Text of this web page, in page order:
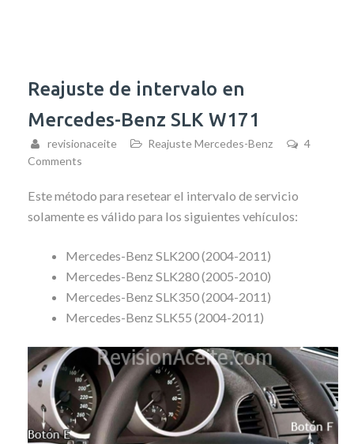
Reajuste de intervalo en
Mercedes-Benz SLK W171
revisionaceite Reajuste Mercedes-Benz
4
Comments
Este método para resetear el intervalo de servicio
solamente es válido para los siguientes vehículos:
Mercedes-Benz SLK200 (2004-2011)
Mercedes-Benz SLK280 (2005-2010)
Mercedes-Benz SLK350 (2004-2011)
Mercedes-Benz SLK55 (2004-2011)